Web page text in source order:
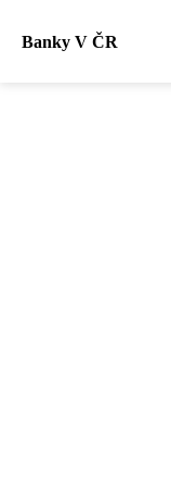
Banky V ČR